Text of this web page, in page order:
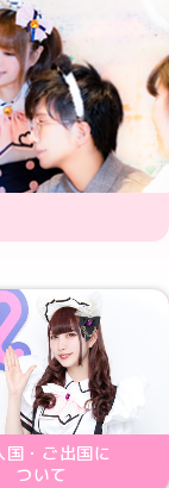
国・ご出国に
ついて